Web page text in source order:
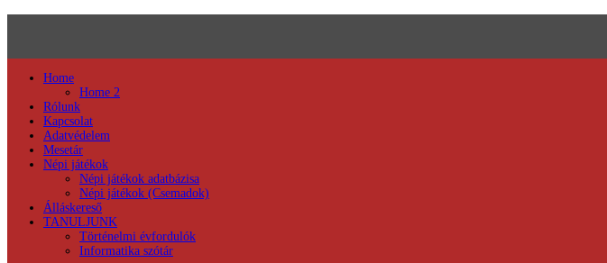
Home
Home 2
Rólunk
Kapcsolat
Adatvédelem
Mesetár
Népi játékok
Népi játékok adatbázisa
Népi játékok (Csemadok)
Álláskereső
TANULJUNK
Történelmi évfordulók
Informatika szótár